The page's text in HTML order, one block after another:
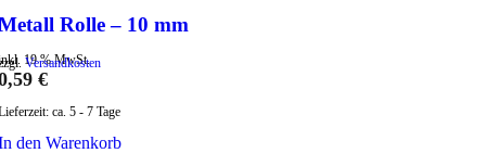
Rolle – 10 mm
19 % MwSt.
Versandkosten
€
ca. 5 - 7 Tage
den Warenkorb